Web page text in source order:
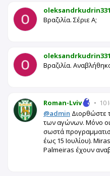
oleksandrkudrin331
Βραζιλία. Σέριε Α;
oleksandrkudrin331
Βραζιλία.
Roman-Lviv • 10
@admin Διορθώστε
των αγώνων. Μόνο οι
σωστά
έως 15 Ιουλίου).
Palmeiras έχουν